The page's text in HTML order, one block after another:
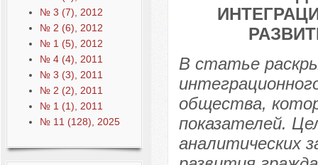
№ 3 (7), 2012
№ 2 (6), 2012
№ 1 (5), 2012
№ 4 (4), 2011
№ 3 (3), 2011
№ 2 (2), 2011
№ 1 (1), 2011
№ 11 (128), 2025
В статье
общества,
показателей.
аналитических